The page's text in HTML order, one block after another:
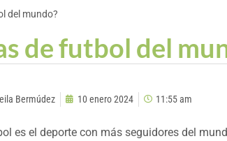
de futbol del
del mundo?
Bermúdez 10 enero 2024 11:55 am
es el deporte con más seguidores del